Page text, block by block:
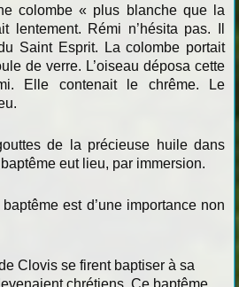
colombe « plus blanche que la
lentement. Rémi n’hésita pas. Il
Saint Esprit. La colombe portait
de verre. L’oiseau déposa cette
Elle contenait le chrême. Le
de la précieuse huile dans
eut lieu, par immersion.
est d’une importance non
Clovis se firent baptiser à sa
chrétiens. Ce baptême